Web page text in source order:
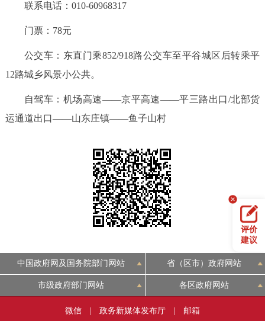
ITALIANO
联系电话：010-60968317
门票：78元
公交车：东直门乘852/918路公交车至平谷城区后转乘平
12路城乡风景小公共。
自驾车：机场高速——京平高速——平三路出口/北部货
运通道出口——山东庄镇——鱼子山村
评价
建议
中国政府网及国务院部门网站 省（区市）政府网站
市级政府部门网站 各区政府网站
微信 政务新媒体发布厅 邮箱